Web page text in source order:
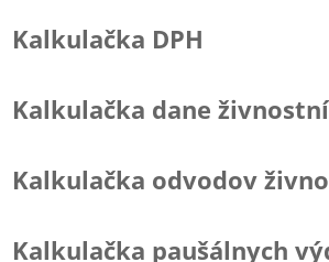
Kalkulačka DPH
Kalkulačka dane
Kalkulačka odvodov
Kalkulačka paušálnych